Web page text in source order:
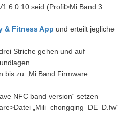
seid (Profil>Mi Band 3
& Fitness App und erteilt jegliche
Striche gehen und auf
bis zu „Mi Band Firmware
NFC band version“ setzen
„Mili_chongqing_DE_D.fw“